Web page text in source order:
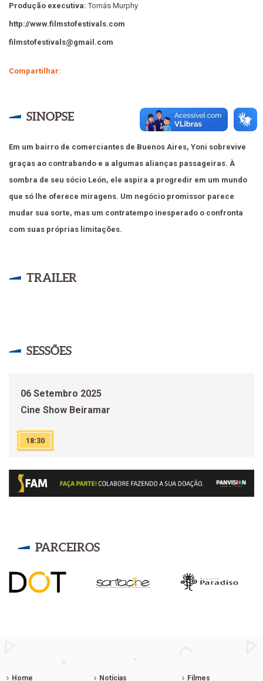
Produção executiva:Tomás Murphy
http://www.filmstofestivals.com
filmstofestivals@gmail.com
Compartilhar:
SINOPSE
Em um bairro de comerciantes de Buenos Aires, Yoni sobrevive
graças ao contrabando e a algumas alianças passageiras. À
sombra de seu sócio León, ele aspira a progredir em um mundo
que só lhe oferece miragens. Um negócio promissor parece
mudar sua sorte, mas um contratempo inesperado o confronta
com suas próprias limitações.
TRAILER
SESSÕES
06 Setembro 2025
Cine Show Beiramar
18:30
PARCEIROS
Home Notícias Filmes